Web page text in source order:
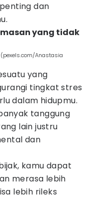
dan
yang tidak
Anastasia
yang
tingkat stres
dalam hidupmu.
tanggung
lain justru
dan
kamu dapat
merasa lebih
lebih rileks